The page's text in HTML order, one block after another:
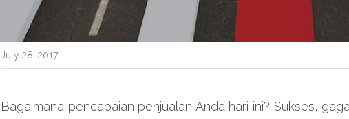
July 28, 2017
Bagaimana pencapaian penjualan Anda hari ini? Sukses,